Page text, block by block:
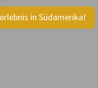
in Südamerika!